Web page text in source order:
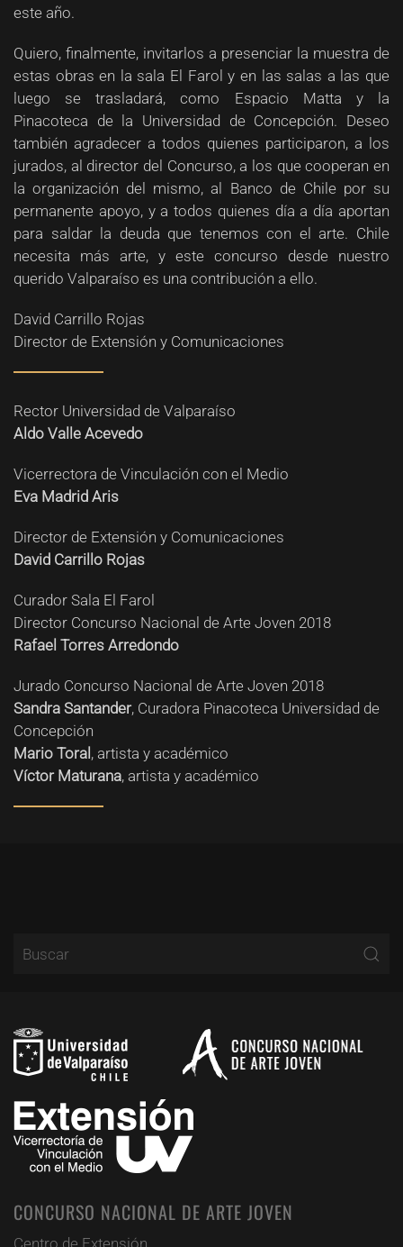
este año.
Quiero, finalmente, invitarlos a presenciar la muestra de
estas obras en la sala El Farol y en las salas a las que
luego se trasladará, como Espacio Matta y la
Pinacoteca de la Universidad de Concepción. Deseo
también agradecer a todos quienes participaron, a los
jurados, al director del Concurso, a los que cooperan en
la organización del mismo, al Banco de Chile por su
permanente apoyo, y a todos quienes día a día aportan
para saldar la deuda que tenemos con el arte. Chile
necesita más arte, y este concurso desde nuestro
querido Valparaíso es una contribución a ello.
David Carrillo Rojas
Director de Extensión y Comunicaciones
Rector Universidad de Valparaíso
Aldo Valle Acevedo
Vicerrectora de Vinculación con el Medio
Eva Madrid Aris
Director de Extensión y Comunicaciones
David Carrillo Rojas
Curador Sala El Farol
Director Concurso Nacional de Arte Joven 2018
Rafael Torres Arredondo
Jurado Concurso Nacional de Arte Joven 2018
Sandra Santander, Curadora Pinacoteca Universidad de
Concepción
Mario Toral , artista y académico
Víctor Maturana, artista y académico
CONCURSO NACIONAL DE ARTE JOVEN
Centro de Extensión